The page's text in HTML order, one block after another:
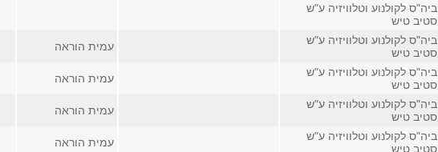
ביה"ס לקולנוע וטלוויזיה ע"ש
סטיב טיש
ביה"ס לקולנוע וטלוויזיה ע"ש
סטיב טיש
עמית הוראה
ביה"ס לקולנוע וטלוויזיה ע"ש
סטיב טיש
עמית הוראה
ביה"ס לקולנוע וטלוויזיה ע"ש
סטיב טיש
עמית הוראה
ביה"ס לקולנוע וטלוויזיה ע"ש
סטיב טיש
עמית הוראה